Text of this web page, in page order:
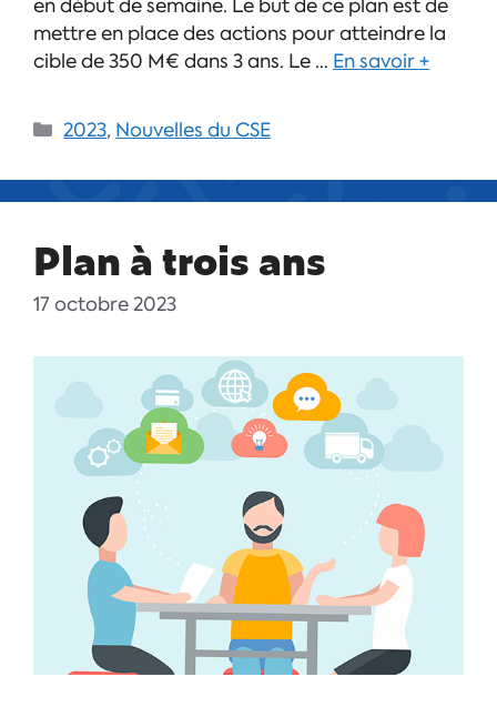
en début de semaine. Le but de ce plan est de
mettre en place des actions pour atteindre la
cible de 350 M€ dans 3 ans. Le … En savoir +
2023, Nouvelles du CSE
Plan à trois ans
17 octobre 2023